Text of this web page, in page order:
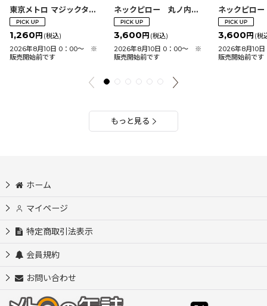
東京メトロ マジックタオル 4560428637258]
1,260 円 (税込)
2026年8月10日 0：00〜 ※
販売開始前です
ネックピロー 丸ノ内線2000系 [
3,600 円 (税込)
2026年8月10日 0：00〜 ※
販売開始前です
3,600 円 (税
2026年8月10
販売開始前です
もっと見る
ホーム
マイページ
特定商取引法表示
会員規約
お問い合わせ